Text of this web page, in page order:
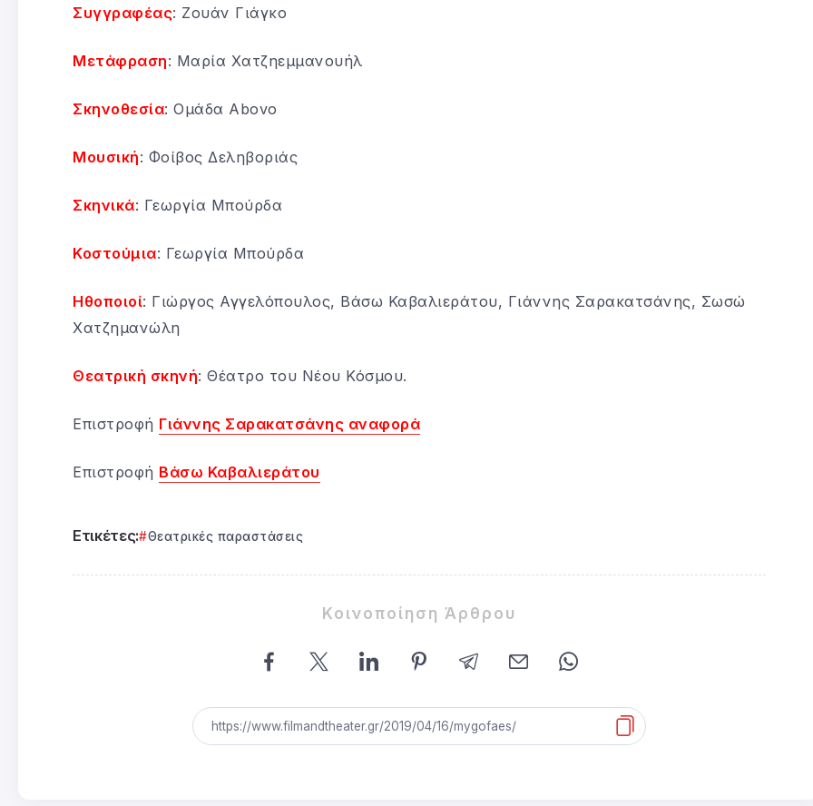
Συγγραφέας: Ζουάν Γιάγκο
Μετάφραση: Μαρία Χατζηεμμανουήλ
Σκηνοθεσία: Ομάδα Abovo
Μουσική: Φοίβος Δεληβοριάς
Σκηνικά: Γεωργία Μπούρδα
Κοστούμια: Γεωργία Μπούρδα
Ηθοποιοί: Γιώργος Αγγελόπουλος, Βάσω Καβαλιεράτου, Γιάννης Σαρακατσάνης, Σωσώ
Χατζημανώλη
Θεατρική σκηνή: Θέατρο του Νέου Κόσμου.
Επιστροφή Γιάννης Σαρακατσάνης αναφορά
Επιστροφή Βάσω Καβαλιεράτου
Ετικέτες: Θεατρικές παραστάσεις
Κοινοποίηση Άρθρου